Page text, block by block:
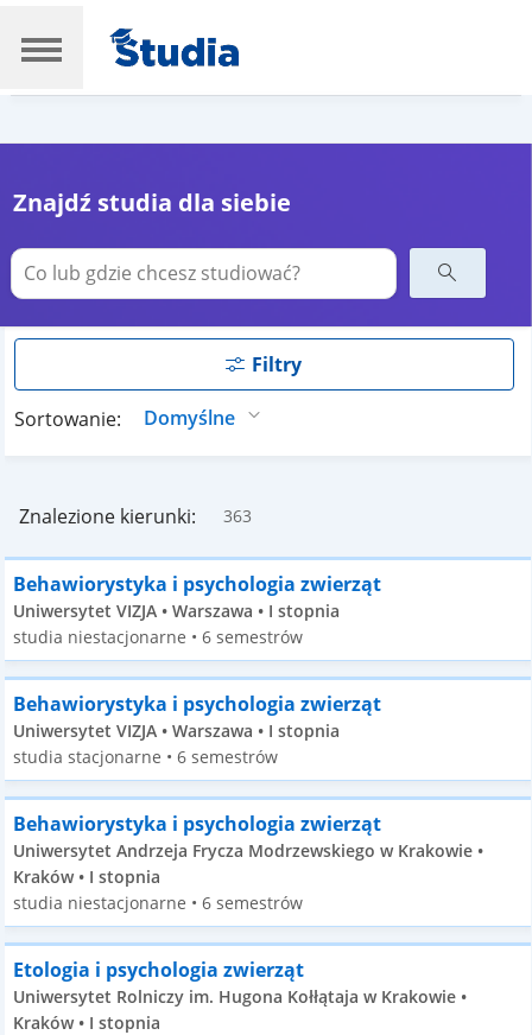
Znajdź studia dla siebie
Filtry
Sortowanie:
Znalezione kierunki: 363
Behawiorystyka i psychologia zwierząt
Uniwersytet VIZJA • Warszawa • I stopnia
studia niestacjonarne • 6 semestrów
Behawiorystyka i psychologia zwierząt
Uniwersytet VIZJA • Warszawa • I stopnia
studia stacjonarne • 6 semestrów
Behawiorystyka i psychologia zwierząt
Uniwersytet Andrzeja Frycza Modrzewskiego w Krakowie •
Kraków • I stopnia
studia niestacjonarne • 6 semestrów
Etologia i psychologia zwierząt
Uniwersytet Rolniczy im. Hugona Kołłątaja w Krakowie •
Kraków • I stopnia